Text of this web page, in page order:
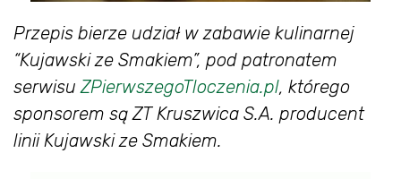
Przepis bierze udział w zabawie kulinarnej
“Kujawski ze Smakiem”, pod patronatem
serwisuZPierwszegoTloczenia.pl, którego
sponsorem są ZT Kruszwica S.A. producent
linii Kujawski ze Smakiem.